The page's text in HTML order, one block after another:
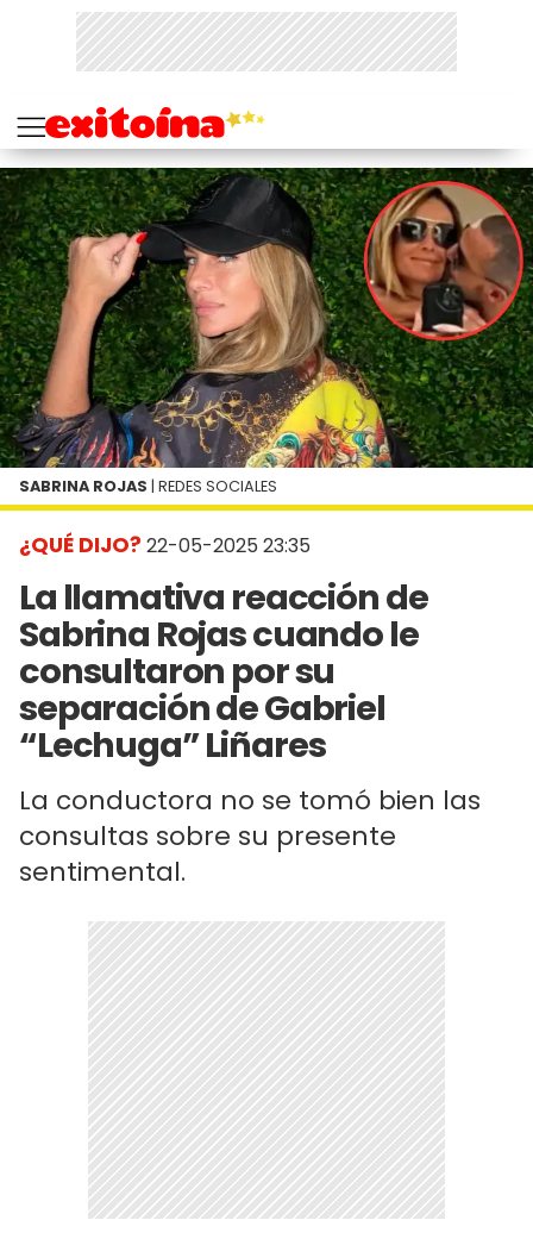
¿QUÉ DIJO? 22-05-2025 23:35
La llamativa reacción de
Sabrina Rojas cuando le
consultaron por su
separación de Gabriel
“Lechuga” Liñares
La conductora no se tomó bien las
consultas sobre su presente
sentimental.
SABRINA ROJAS | REDES SOCIALES